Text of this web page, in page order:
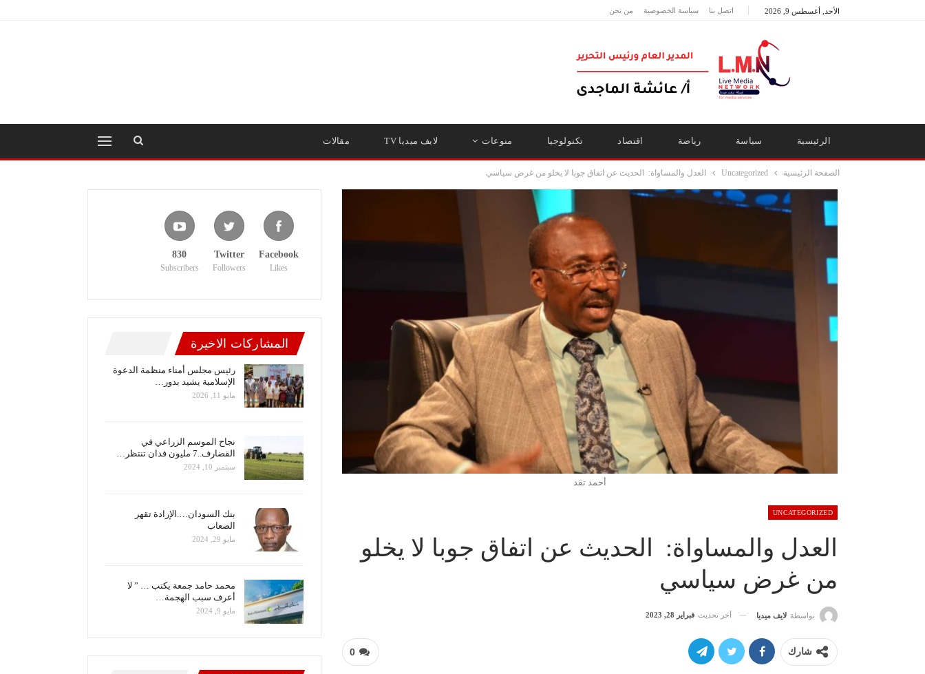
الأحد, أغسطس 9, 2026 اتصل بنا سياسة الخصوصية من نحن
الرئيسية سياسة رياضة اقتصاد تكنولوجيا منوعات لايف ميديا TV مقالات
الصفحة الرئيسية Uncategorized العدل والمساواة: الحديث عن اتفاق جوبا لا يخلو من غرض سياسي
أحمد تقد
UNCATEGORIZED
العدل والمساواة: الحديث عن اتفاق جوبا لا يخلو
من غرض سياسي
بواسطة لايف ميديا آخر تحديث فبراير 28, 2023
0 شارك
Facebook
Likes
Twitter
Followers
830
Subscribers
المشاركات الاخيرة
رئيس مجلس أمناء منظمة الدعوة
الإسلامية يشيد بدور…
مايو 11, 2026
نجاح الموسم الزراعي في
القضارف..7 مليون فدان تنتظر…
سبتمبر 10, 2024
بنك السودان….الإرادة تقهر
الصعاب
مايو 29, 2024
محمد حامد جمعة يكتب … ” لا
أعرف سبب الهجمة…
مايو 9, 2024